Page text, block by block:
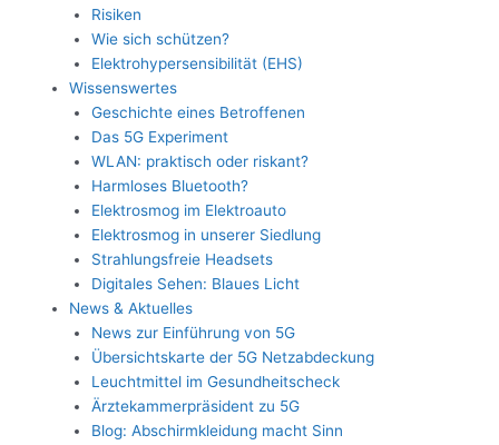
Risiken
Wie sich schützen?
Elektrohypersensibilität (EHS)
Wissenswertes
Geschichte eines Betroffenen
Das 5G Experiment
WLAN: praktisch oder riskant?
Harmloses Bluetooth?
Elektrosmog im Elektroauto
Elektrosmog in unserer Siedlung
Strahlungsfreie Headsets
Digitales Sehen: Blaues Licht
News & Aktuelles
News zur Einführung von 5G
Übersichtskarte der 5G Netzabdeckung
Leuchtmittel im Gesundheitscheck
Ärztekammerpräsident zu 5G
Blog: Abschirmkleidung macht Sinn